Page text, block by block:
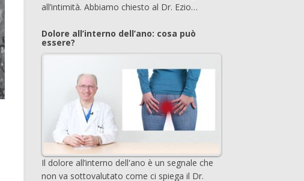
all’intimità. Abbiamo chiesto al Dr. Ezio…
Dolore all’interno dell’ano: cosa può
essere?
Il dolore all’interno dell'ano è un segnale che
non va sottovalutato come ci spiega il Dr.